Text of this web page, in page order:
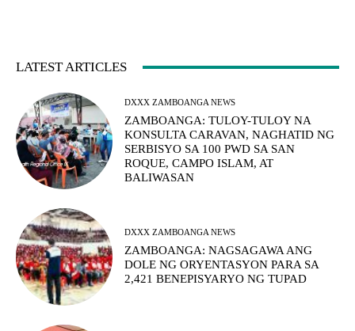
LATEST ARTICLES
DXXX ZAMBOANGA NEWS
ZAMBOANGA: TULOY-TULOY NA
KONSULTA CARAVAN, NAGHATID NG
SERBISYO SA 100 PWD SA SAN
ROQUE, CAMPO ISLAM, AT
BALIWASAN
DXXX ZAMBOANGA NEWS
ZAMBOANGA: NAGSAGAWA ANG
DOLE NG ORYENTASYON PARA SA
2,421 BENEPISYARYO NG TUPAD